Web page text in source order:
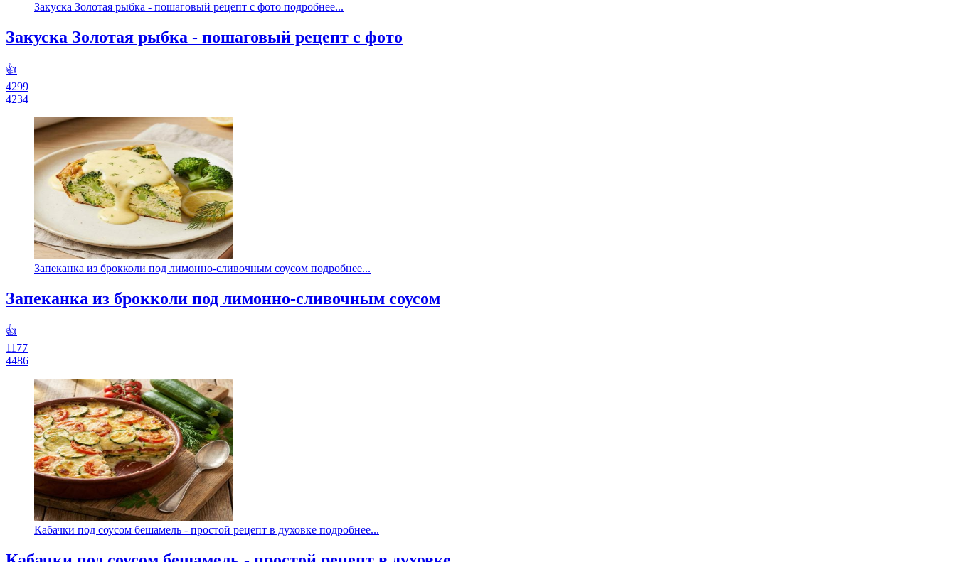
Закуска Золотая рыбка - пошаговый рецепт с фото подробнее...
Закуска Золотая рыбка - пошаговый рецепт с фото
👍
4299
4234
Запеканка из брокколи под лимонно-сливочным соусом подробнее...
Запеканка из брокколи под лимонно-сливочным соусом
👍
1177
4486
Кабачки под соусом бешамель - простой рецепт в духовке подробнее...